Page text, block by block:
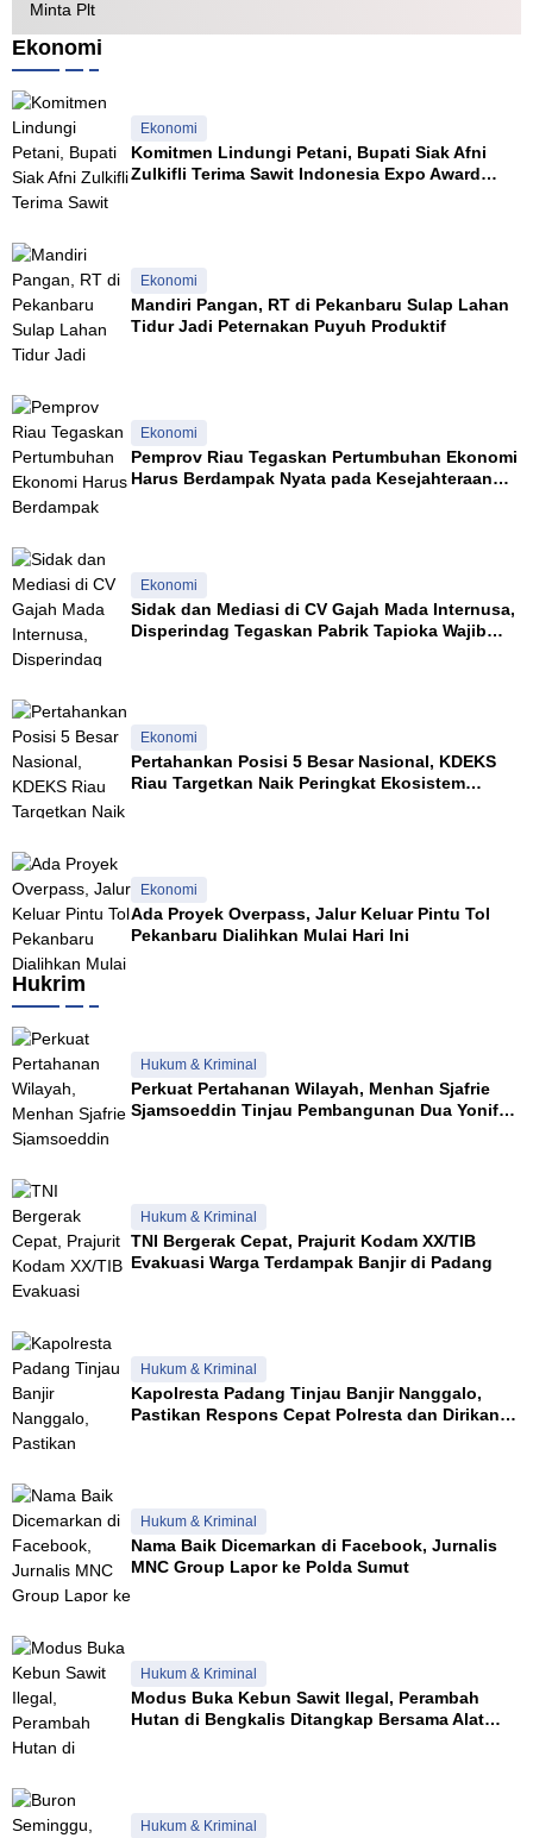
Ekonomi
Ekonomi
Komitmen Lindungi Petani, Bupati Siak Afni
Zulkifli Terima Sawit Indonesia Expo Award
Ekonomi
Mandiri Pangan, RT di Pekanbaru Sulap Lahan
Tidur Jadi Peternakan Puyuh Produktif
Ekonomi
Pemprov Riau Tegaskan Pertumbuhan Ekonomi
Harus Berdampak Nyata pada Kesejahteraan
Ekonomi
Sidak dan Mediasi di CV Gajah Mada Internusa,
Disperindag Tegaskan Pabrik Tapioka Wajib
Ekonomi
Pertahankan Posisi 5 Besar Nasional, KDEKS
Riau Targetkan Naik Peringkat Ekosistem
Ekonomi
Ada Proyek Overpass, Jalur Keluar Pintu Tol
Pekanbaru Dialihkan Mulai Hari Ini
Hukrim
Hukum & Kriminal
Perkuat Pertahanan Wilayah, Menhan Sjafrie
Sjamsoeddin Tinjau Pembangunan Dua Yonif
Hukum & Kriminal
TNI Bergerak Cepat, Prajurit Kodam XX/TIB
Evakuasi Warga Terdampak Banjir di Padang
Hukum & Kriminal
Kapolresta Padang Tinjau Banjir Nanggalo,
Pastikan Respons Cepat Polresta dan Dirikan
Hukum & Kriminal
Nama Baik Dicemarkan di Facebook, Jurnalis
MNC Group Lapor ke Polda Sumut
Hukum & Kriminal
Modus Buka Kebun Sawit Ilegal, Perambah
Hutan di Bengkalis Ditangkap Bersama Alat
Hukum & Kriminal